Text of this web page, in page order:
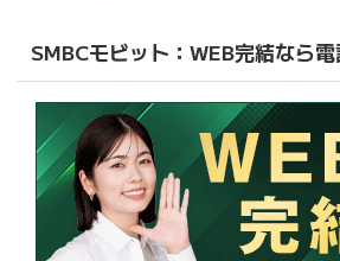
SMBCモビット：WEB完結なら